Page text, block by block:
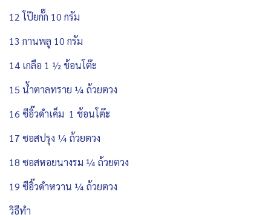
12 โป๊ยกั๊ก 10 กรัม
13 กานพลู 10 กรัม
14 เกลือ 1 ½ ช้อนโต๊ะ
15 น้ำตาลทราย ¼ ถ้วยตวง
16 ซีอิ๊วดำเค็ม 1 ช้อนโต๊ะ
17 ซอสปรุง ¼ ถ้วยตวง
18 ซอสหอยนางรม ¼ ถ้วยตวง
19 ซีอิ๊วดำหวาน ¼ ถ้วยตวง
วิธีทำ